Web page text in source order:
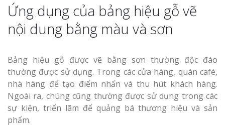
Ứng dụng của bảng hiệu gỗ vẽ
nội dung bằng màu và sơn
Bảng hiệu gỗ được vẽ bằng sơn thường độc đáo
thường được sử dụng. Trong các cửa hàng, quán café,
nhà hàng để tạo điểm nhấn và thu hút khách hàng.
Ngoài ra, chúng cũng thường được sử dụng trong các
sự kiện, triển lãm để quảng bá thương hiệu và sản
phẩm.